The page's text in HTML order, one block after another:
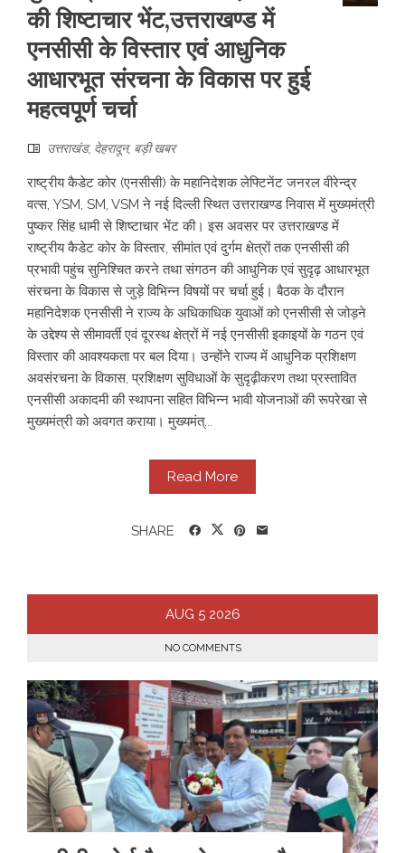
की शिष्टाचार भेंट,उत्तराखण्ड में
एनसीसी के विस्तार एवं आधुनिक
आधारभूत संरचना के विकास पर हुई
महत्वपूर्ण चर्चा
उत्तराखंड, देहरादून, बड़ी खबर
राष्ट्रीय कैडेट कोर (एनसीसी) के महानिदेशक लेफ्टिनेंट जनरल वीरेन्द्र
वत्स, YSM, SM, VSM ने नई दिल्ली स्थित उत्तराखण्ड निवास में मुख्यमंत्री
पुष्कर सिंह धामी से शिष्टाचार भेंट की। इस अवसर पर उत्तराखण्ड में
राष्ट्रीय कैडेट कोर के विस्तार, सीमांत एवं दुर्गम क्षेत्रों तक एनसीसी की
प्रभावी पहुंच सुनिश्चित करने तथा संगठन की आधुनिक एवं सुदृढ़ आधारभूत
संरचना के विकास से जुड़े विभिन्न विषयों पर चर्चा हुई। बैठक के दौरान
महानिदेशक एनसीसी ने राज्य के अधिकाधिक युवाओं को एनसीसी से जोड़ने
के उद्देश्य से सीमावर्ती एवं दूरस्थ क्षेत्रों में नई एनसीसी इकाइयों के गठन एवं
विस्तार की आवश्यकता पर बल दिया। उन्होंने राज्य में आधुनिक प्रशिक्षण
अवसंरचना के विकास, प्रशिक्षण सुविधाओं के सुदृढ़ीकरण तथा प्रस्तावित
एनसीसी अकादमी की स्थापना सहित विभिन्न भावी योजनाओं की रूपरेखा से
मुख्यमंत्री को अवगत कराया। मुख्यमंत्...
Read More
SHARE
AUG 5 2026
NO COMMENTS